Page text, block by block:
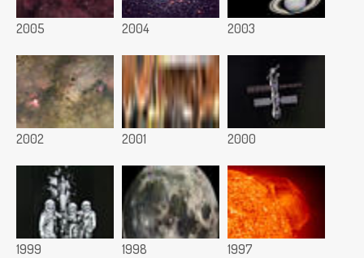
2005 2004 2003
2002 2001 2000
1999 1998 1997